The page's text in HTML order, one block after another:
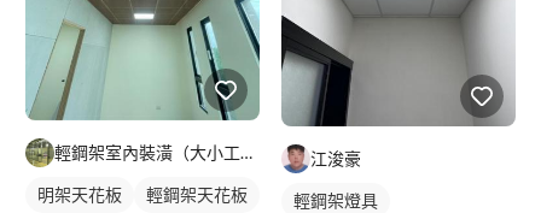
輕鋼架室內裝潢（大小工程通包?）
明架天花板 輕鋼架天花板
江浚豪
輕鋼架燈具